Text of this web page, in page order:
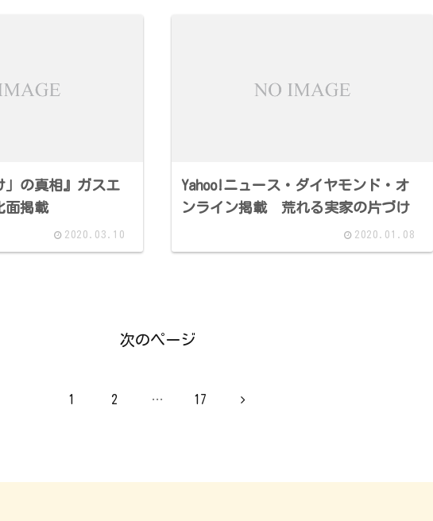
」の真相』ガスエ
面掲載
2020.03.10
Yahoo!ニュース・ダイヤモンド・オ
ンライン掲載 荒れる実家の片づけ
2020.01.08
次のページ
1 2 … 17 次